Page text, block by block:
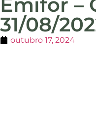
31/08/
outubro 17, 2024